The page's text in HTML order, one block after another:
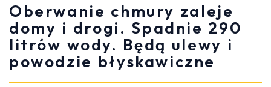
Oberwanie chmury zaleje
domy i drogi. Spadnie 290
litrów wody. Będą ulewy i
powodzie błyskawiczne